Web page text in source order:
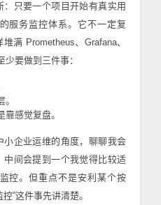
只要一个项目开始有真实用
服务监控体系。它不一定复
满 Prometheus、Grafana、
要做到三件事：
感觉复盘。
企业运维的角度，聊聊我会
中间会提到一个我觉得比较适
控。但重点不是安利某个按
”这件事先讲清楚。